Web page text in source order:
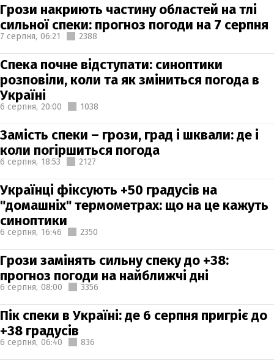
Грози накриють частину областей на тлі
сильної спеки: прогноз погоди на 7 серпня
7 серпня, 06:21 2388
Спека почне відступати: синоптики
розповіли, коли та як зміниться погода в
Україні
6 серпня, 20:00 1038
Замість спеки – грози, град і шквали: де і
коли погіршиться погода
6 серпня, 18:53 2127
Українці фіксують +50 градусів на
"домашніх" термометрах: що на це кажуть
синоптики
6 серпня, 16:46 2350
Грози замінять сильну спеку до +38:
прогноз погоди на найближчі дні
6 серпня, 08:00 3356
Пік спеки в Україні: де 6 серпня пригріє до
+38 градусів
6 серпня, 06:40 836